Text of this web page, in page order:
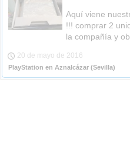
Aquí viene
!!! comprar 2
la compañía y
20 de mayo de 2016
PlayStation en Aznalcázar (Sevilla)